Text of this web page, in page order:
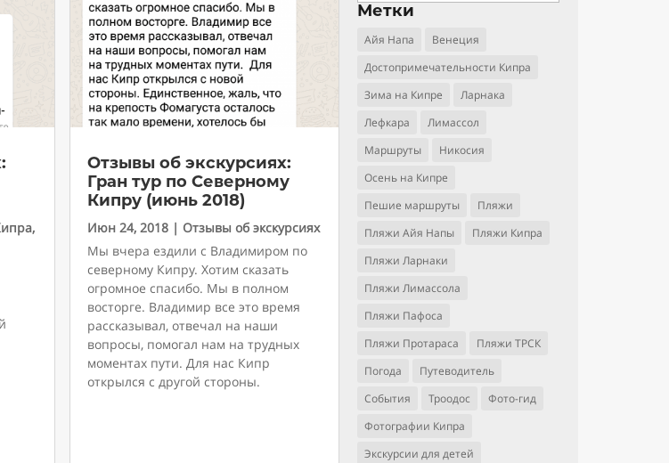
,
Отзывы об экскурсиях:
Гран тур по Северному
Кипру (июнь 2018)
Июн 24, 2018| Отзывы об экскурсиях
Мы вчера ездили с Владимиром по
северному Кипру. Хотим сказать
огромное спасибо. Мы в полном
восторге. Владимир все это время
рассказывал, отвечал на наши
вопросы, помогал нам на трудных
моментах пути. Для нас Кипр
открылся с другой стороны.
Метки
Айя Напа
Венеция
Достопримечательности Кипра
Зима на Кипре
Ларнака
Лефкара
Лимассол
Маршруты
Никосия
Осень на Кипре
Пешие маршруты
Пляжи
Пляжи Айя Напы
Пляжи Кипра
Пляжи Ларнаки
Пляжи Лимассола
Пляжи Пафоса
Пляжи Протараса
Пляжи ТРСК
Погода
Путеводитель
События
Троодос
Фото-гид
Фотографии Кипра
Экскурсии для детей